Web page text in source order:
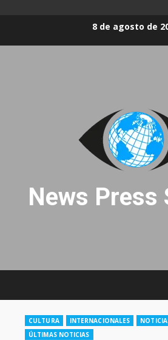
8 de agosto de
News Press
CULTURA INTERNACIONALES
ÚLTIMAS NOTICIAS